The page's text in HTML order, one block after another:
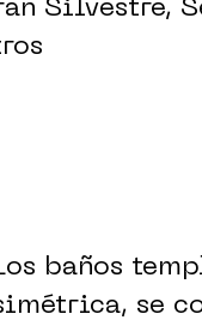
Silvestre,
baños
se